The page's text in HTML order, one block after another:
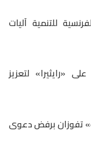
للتنمية آليات
«رايثيرا» لتعزيز
تفوزان برفض دعوى